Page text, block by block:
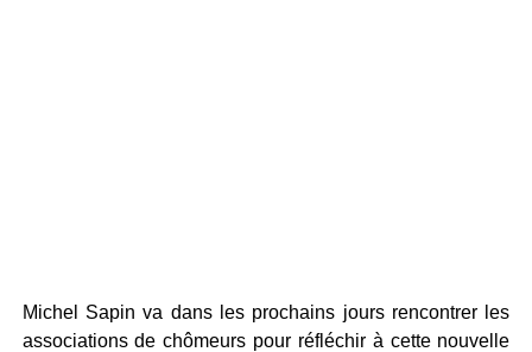
Michel Sapin va dans les prochains jours rencontrer les
associations de chômeurs pour réfléchir à cette nouvelle